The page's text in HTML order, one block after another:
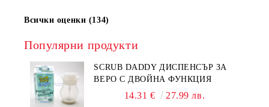
Всички оценки (134)
Популярни продукти
SCRUB DADDY ДИСПЕНСЪР ЗА
ВЕРО С ДВОЙНА ФУНКЦИЯ
14.31 € 27.99 лв.